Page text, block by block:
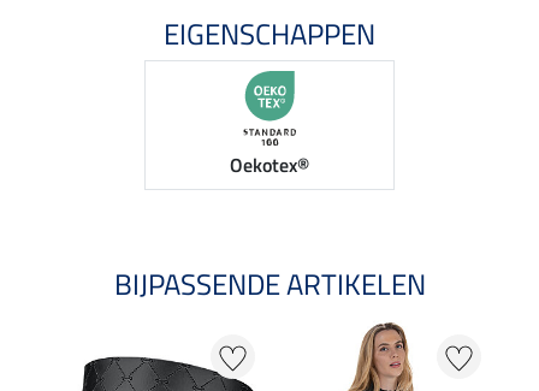
EIGENSCHAPPEN
Oekotex®
BIJPASSENDE ARTIKELEN